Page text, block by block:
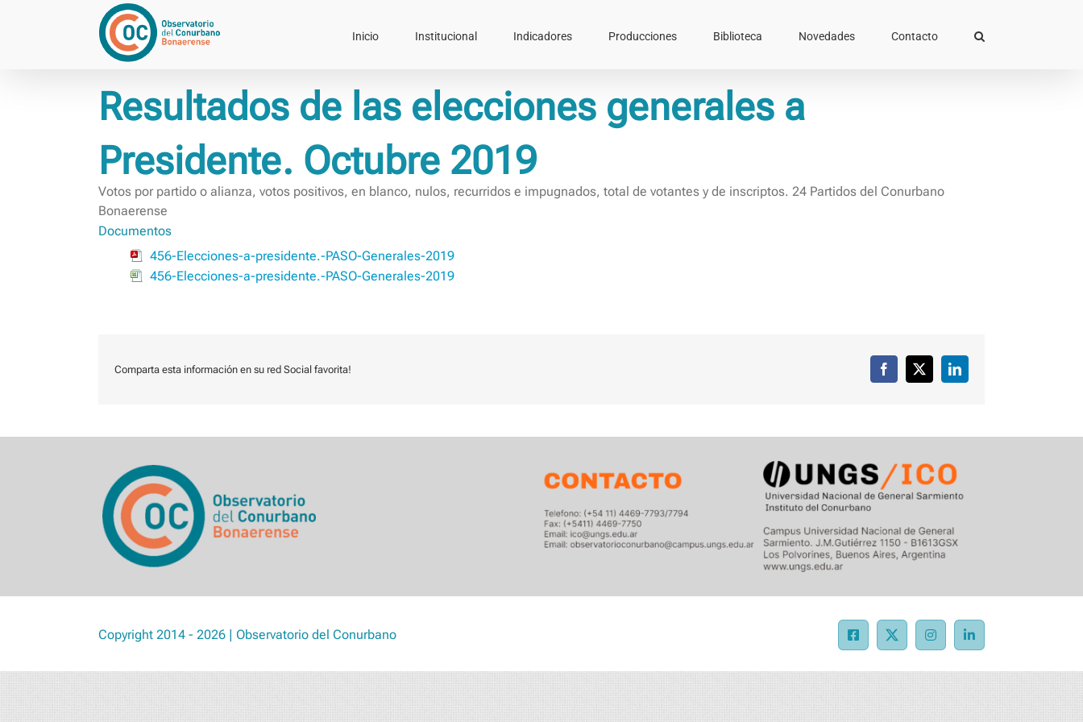
Inicio Institucional Indicadores Producciones Biblioteca Novedades Contacto
Resultados de las elecciones generales a
Presidente. Octubre 2019
Votos por partido o alianza, votos positivos, en blanco, nulos, recurridos e impugnados, total de votantes y de inscriptos. 24 Partidos del Conurbano
Bonaerense
Documentos
456-Elecciones-a-presidente.-PASO-Generales-2019
456-Elecciones-a-presidente.-PASO-Generales-2019
Comparta esta información en su red Social favorita! Facebook
X LinkedIn
Copyright 2014 - 2026 | Observatorio del Conurbano Facebook
X InstagramLinkedIn